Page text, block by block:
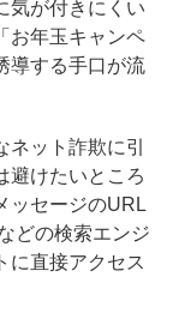
気が付きにくい
お年玉キャンペ
導する手口が流
ット詐欺に引
避けたいところ
ッセージのURL
どの検索エンジ
に直接アクセス